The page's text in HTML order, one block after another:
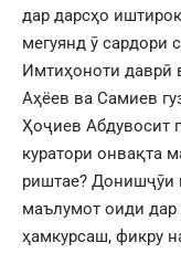
дар дарсҳо
мегуянд ӯ сардори
Имтиҳоноти даврӣ
Аҳёев ва Самиев
Ҳоҷиев Абдувосит
куратори онвақта
риштае? Донишҷӯи
маълумот оиди дар
ҳамкурсаш, фикру